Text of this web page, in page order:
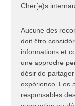
Cher(e)s
Aucune des
doit être
informations et
une approche
désir de
expérience. Les
responsables